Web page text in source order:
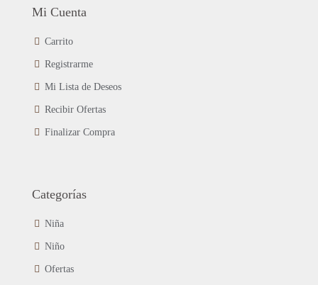
Mi Cuenta
Carrito
Registrarme
Mi Lista de Deseos
Recibir Ofertas
Finalizar Compra
Categorías
Niña
Niño
Ofertas